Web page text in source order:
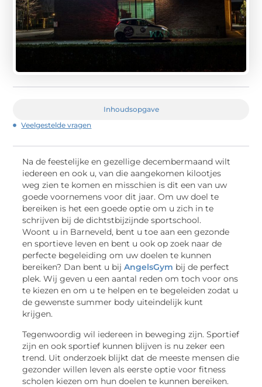
Inhoudsopgave
Veelgestelde vragen
Na de feestelijke en gezellige decembermaand wilt
iedereen en ook u, van die aangekomen kilootjes
weg zien te komen en misschien is dit een van uw
goede voornemens voor dit jaar. Om uw doel te
bereiken is het een goede optie om u zich in te
schrijven bij de dichtstbijzijnde sportschool.
Woont u in Barneveld, bent u toe aan een gezonde
en sportieve leven en bent u ook op zoek naar de
perfecte begeleiding om uw doelen te kunnen
bereiken? Dan bent u bijAngelsGym bij de perfect
plek. Wij geven u een aantal reden om toch voor ons
te kiezen en om u te helpen en te begeleiden zodat u
de gewenste summer body uiteindelijk kunt
krijgen.
Tegenwoordig wil iedereen in beweging zijn. Sportief
zijn en ook sportief kunnen blijven is nu zeker een
trend. Uit onderzoek blijkt dat de meeste mensen die
gezonder willen leven als eerste optie voor fitness
scholen kiezen om hun doelen te kunnen bereiken.